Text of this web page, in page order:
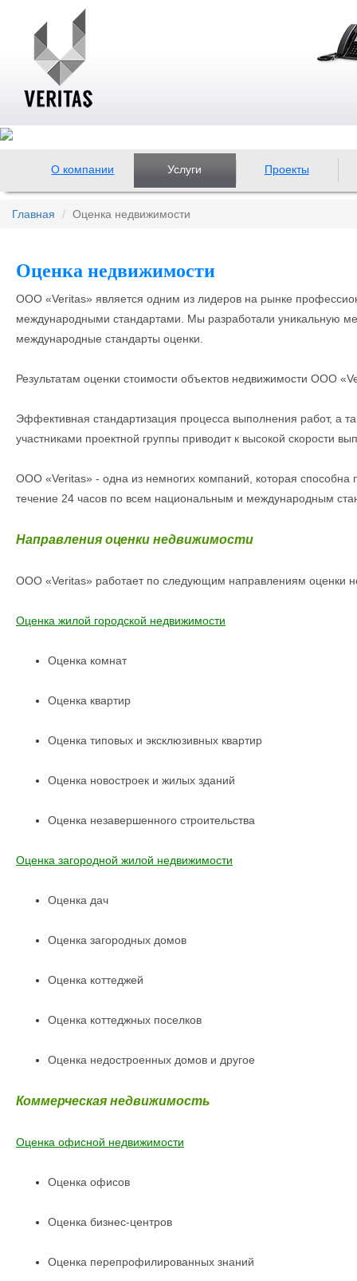
О компании Услуги Проекты
Главная Оценка недвижимости
Оценка недвижимости
ООО «Veritas» является одним из лидеров на рынке
международными стандартами. Мы разработали уникальную
международные стандарты оценки.
Результатам оценки стоимости объектов недвижимости ООО
Эффективная стандартизация процесса выполнения работ, а
участниками проектной группы приводит к высокой скорости
ООО «Veritas» - одна из немногих компаний, которая способна
течение 24 часов по всем национальным и международным
Направления оценки недвижимости
ООО «Veritas» работает по следующим направлениям оценки
Оценка жилой городской недвижимости
Оценка комнат
Оценка квартир
Оценка типовых и эксклюзивных квартир
Оценка новостроек и жилых зданий
Оценка незавершенного строительства
Оценка загородной жилой недвижимости
Оценка дач
Оценка загородных домов
Оценка коттеджей
Оценка коттеджных поселков
Оценка недостроенных домов и другое
Коммерческая недвижимость
Оценка офисной недвижимости
Оценка офисов
Оценка бизнес-центров
Оценка перепрофилированных знаний